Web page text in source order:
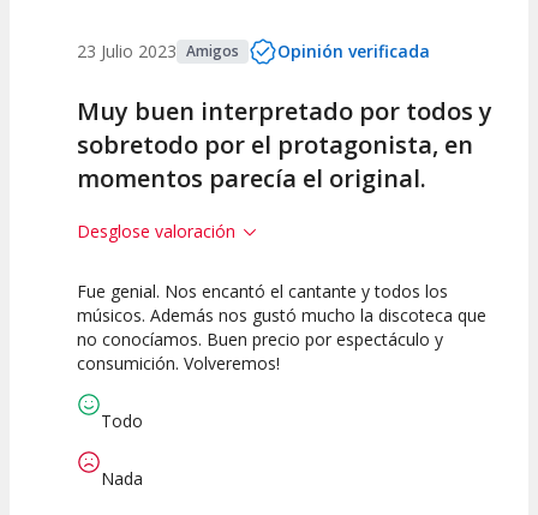
23 Julio 2023 Amigos Opinión verificada
Muy buen interpretado por todos y
sobretodo por el protagonista, en
momentos parecía el original.
Desglose valoración
10
Calidad del
Espectáculo
10
Puesta en
Escena
10
Interpretación
Fue genial. Nos encantó el cantante y todos los
músicos. Además nos gustó mucho la discoteca que
no conocíamos. Buen precio por espectáculo y
consumición. Volveremos!
Todo
Nada